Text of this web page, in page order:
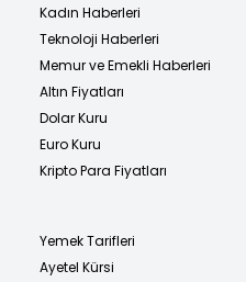
Kadın Haberleri
Teknoloji Haberleri
Memur ve Emekli Haberleri
Altın Fiyatları
Dolar Kuru
Euro Kuru
Kripto Para Fiyatları
Yemek Tarifleri
Ayetel Kürsi